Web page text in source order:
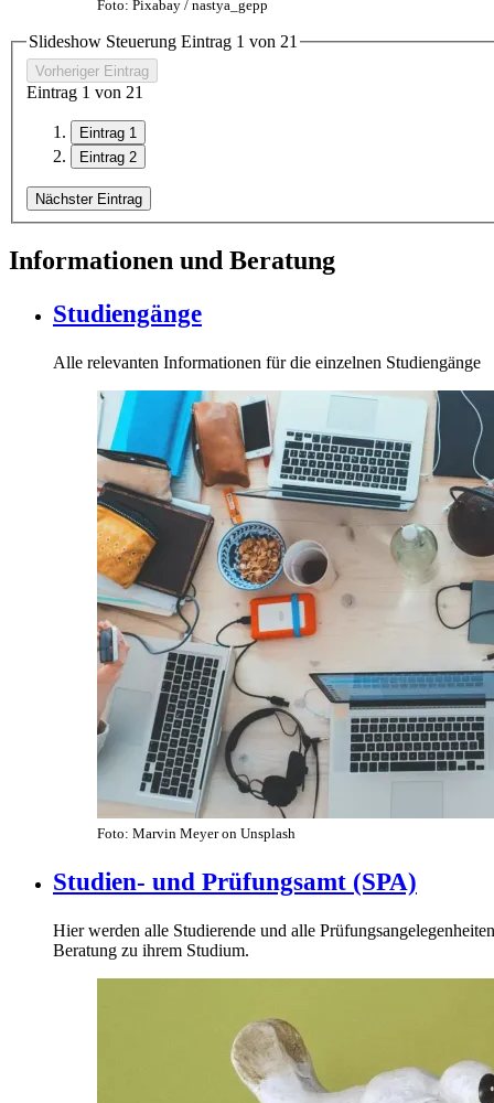
Foto: Pixabay / nastya_gepp
Slideshow Steuerung Eintrag 1 von 21
Vorheriger Eintrag
Eintrag 1 von 21
Eintrag 1
Eintrag 2
Nächster Eintrag
Informationen und Beratung
Studiengänge
Alle relevanten Informationen für die einzelnen Studiengänge
Foto: Marvin Meyer on Unsplash
Studien- und Prüfungsamt (SPA)
Hier werden alle Studierende und alle
Beratung zu ihrem Studium.